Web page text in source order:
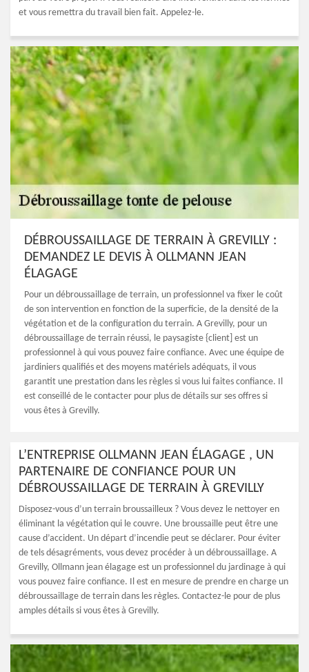
et vous remettra du travail bien fait. Appelez-le.
DÉBROUSSAILLAGE DE TERRAIN À GREVILLY :
DEMANDEZ LE DEVIS À OLLMANN JEAN
ÉLAGAGE
Pour un débroussaillage de terrain, un professionnel va fixer le coût
de son intervention en fonction de la superficie, de la densité de la
végétation et de la configuration du terrain. A Grevilly, pour un
débroussaillage de terrain réussi, le paysagiste {client] est un
professionnel à qui vous pouvez faire confiance. Avec une équipe de
jardiniers qualifiés et des moyens matériels adéquats, il vous
garantit une prestation dans les règles si vous lui faites confiance. Il
est conseillé de le contacter pour plus de détails sur ses offres si
vous êtes à Grevilly.
L’ENTREPRISE OLLMANN JEAN ÉLAGAGE , UN
PARTENAIRE DE CONFIANCE POUR UN
DÉBROUSSAILLAGE DE TERRAIN À GREVILLY
Disposez-vous d’un terrain broussailleux ? Vous devez le nettoyer en
éliminant la végétation qui le couvre. Une broussaille peut être une
cause d’accident. Un départ d’incendie peut se déclarer. Pour éviter
de tels désagréments, vous devez procéder à un débroussaillage. A
Grevilly, Ollmann jean élagage est un professionnel du jardinage à qui
vous pouvez faire confiance. Il est en mesure de prendre en charge un
débroussaillage de terrain dans les règles. Contactez-le pour de plus
amples détails si vous êtes à Grevilly.